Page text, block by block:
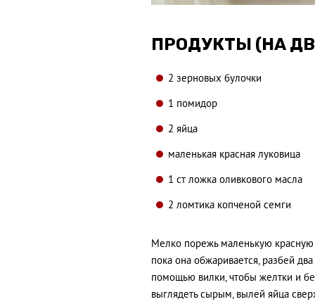
ПРОДУКТЫ (НА
2 зерновых булочки
1 помидор
2 яйца
маленькая красная луковица
1 ст ложка оливкового масла
2 ломтика копченой семги
Мелко порежь маленькую красную
пока она обжаривается, разбей
помощью вилки, чтобы желтки и
выглядеть сырым, вылей яйца